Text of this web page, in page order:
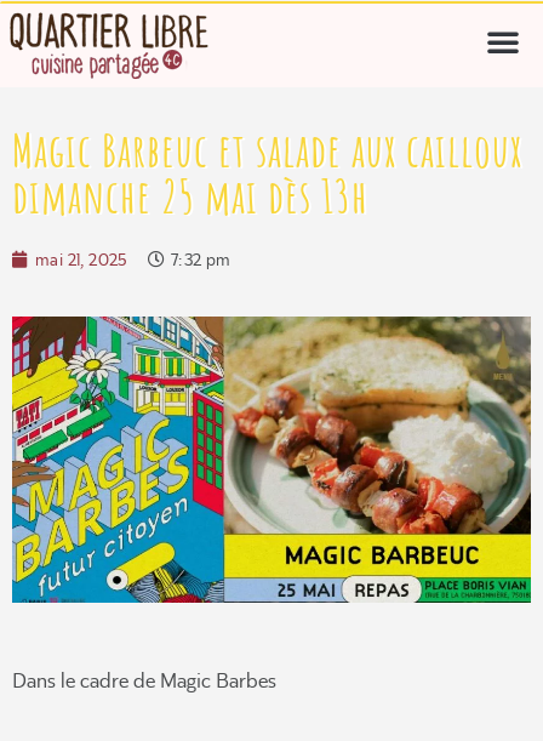
Magic Barbeuc et salade aux cailloux
dimanche 25 mai dès 13h
mai 21, 2025 7:32 pm
Dans le cadre de Magic Barbes